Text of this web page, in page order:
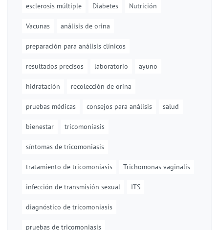
esclerosis múltiple Diabetes Nutrición
Vacunas análisis de orina
preparación para análisis clínicos
resultados precisos laboratorio ayuno
hidratación recolección de orina
pruebas médicas consejos para análisis salud
bienestar tricomoniasis
síntomas de tricomoniasis
tratamiento de tricomoniasis Trichomonas vaginalis
infección de transmisión sexual ITS
diagnóstico de tricomoniasis
pruebas de tricomoniasis